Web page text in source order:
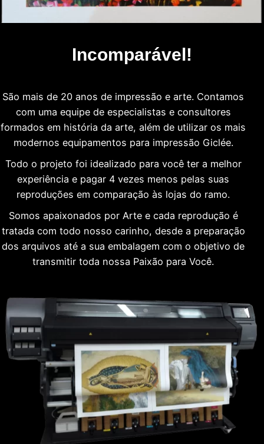
Incomparável!
São mais de 20 anos de impressão e arte. Contamos
com uma equipe de especialistas e consultores
formados em história da arte, além de utilizar os mais
modernos equipamentos para impressão Giclée.
Todo o projeto foi idealizado para você ter a melhor
experiência e pagar 4 vezes menos pelas suas
reproduções em comparação às lojas do ramo.
Somos apaixonados por Arte e cada reprodução é
tratada com todo nosso carinho, desde a preparação
dos arquivos até a sua embalagem com o objetivo de
transmitir toda nossa Paixão para Você.